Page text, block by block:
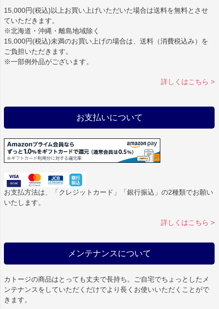
15,000円(税込)以上お買い上げいただいた場合は送料を無料とさせ
ていただきます。
※北海道・沖縄・離島地域除く
15,000円(税込)未満のお買い上げの場合は、送料（消費税込み）を
ご負担いただきます。
※一部例外品がございます。
詳しくはこちら >
お支払いについて
お支払方法は、「クレジットカード」「銀行振込」の2種類でお願い
いたします。
詳しくはこちら >
メンテナンスについて
カトージの商品はとっても丈夫で長持ち。ご自宅でちょっとしたメ
ンテナンスをしていただくだけでより長くお使いいただくことがで
きます。